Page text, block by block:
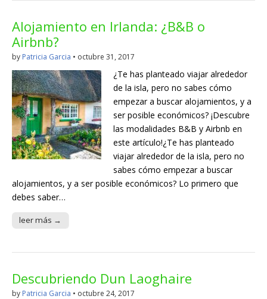
Alojamiento en Irlanda: ¿B&B o
Airbnb?
by Patricia Garcia • octubre 31, 2017
¿Te has planteado viajar alrededor
de la isla, pero no sabes cómo
empezar a buscar alojamientos, y a
ser posible económicos? ¡Descubre
las modalidades B&B y Airbnb en
este artículo!¿Te has planteado
viajar alrededor de la isla, pero no
sabes cómo empezar a buscar
alojamientos, y a ser posible económicos? Lo primero que
debes saber…
leer más →
Descubriendo Dun Laoghaire
by Patricia Garcia • octubre 24, 2017